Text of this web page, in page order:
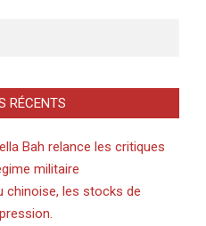
RÉCENTS
Bah relance les critiques
militaire
chinoise, les stocks de